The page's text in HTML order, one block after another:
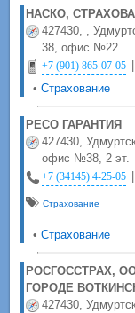
НАСКО,
427430, ,
38, офис №22
+7 (901) 865-07-05
• Страхование
РЕСО ГАРАНТИЯ
427430,
офис №38, 2 эт.
+7 (34145) 4-25-05
Страхование
• Страхование
РОСГОССТРАХ,
ГОРОДЕ
427430,